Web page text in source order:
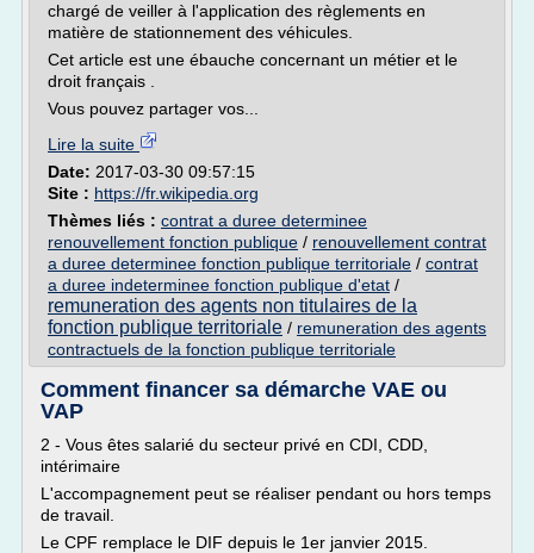
chargé de veiller à l'application des règlements en
matière de stationnement des véhicules.
Cet article est une ébauche concernant un métier et le
droit français .
Vous pouvez partager vos...
Lire la suite
Date: 2017-03-30 09:57:15
Site : https://fr.wikipedia.org
Thèmes liés : contrat a duree determinee
renouvellement fonction publique / renouvellement contrat
a duree determinee fonction publique territoriale / contrat
a duree indeterminee fonction publique d'etat /
remuneration des agents non titulaires de la
fonction publique territoriale / remuneration des agents
contractuels de la fonction publique territoriale
Comment financer sa démarche VAE ou
VAP
2 - Vous êtes salarié du secteur privé en CDI, CDD,
intérimaire
L'accompagnement peut se réaliser pendant ou hors temps
de travail.
Le CPF remplace le DIF depuis le 1er janvier 2015.